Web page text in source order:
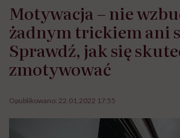
Motywacja – nie
żadnym trickiem ani
Sprawdź, jak się
zmotywować
Opublikowano: 22.01.2022 17:55